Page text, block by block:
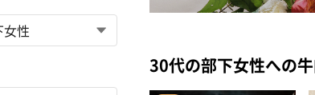
30代の部下女性への